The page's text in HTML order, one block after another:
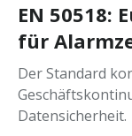
EN 50518:
für
Der Standard
Datensicherheit.